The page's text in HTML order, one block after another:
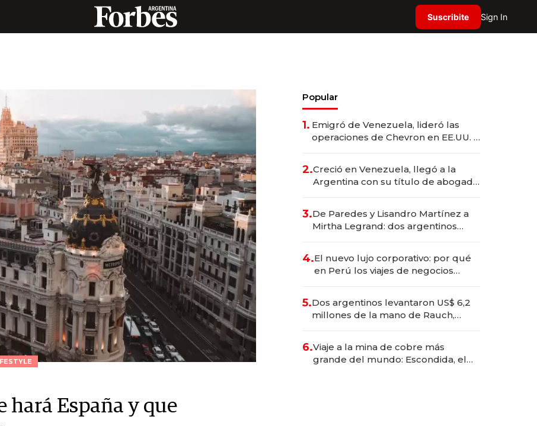
Suscribite Sign In
hará España y que
Popular
1. Emigró de Venezuela, lideró las
operaciones de Chevron en EE.UU. y
2.Creció en Venezuela, llegó a la
Argentina con su título de abogado
marcas "fast premium"
3.De Paredes y Lisandro Martínez a
Mirtha Legrand: dos argentinos
4.El nuevo lujo corporativo: por qué
en Perú los viajes de negocios
transformadoras
5.Dos argentinos levantaron US$ 6,2
millones de la mano de Rauch,
6.Viaje a la mina de cobre más
grande del mundo: Escondida, el